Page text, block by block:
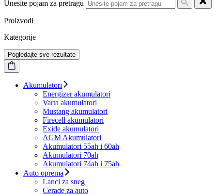
Unesite pojam za pretragu
Proizvodi
Kategorije
Pogledajte sve rezultate
Akumulatori
Energizer akumulatori
Varta akumulatori
Mustang akumulatori
Firecell akumulatori
Exide akumulatori
AGM Akumulatori
Akumulatori 55ah i 60ah
Akumulatori 70ah
Akumulatori 74ah i 75ah
Auto oprema
Lanci za sneg
Cerade za auto